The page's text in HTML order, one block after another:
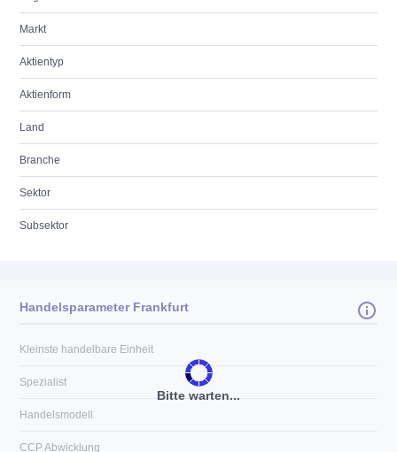
Markt
Aktientyp
Aktienform
Land
Branche
Sektor
Subsektor
Bitte warten...
Handelsparameter Frankfurt
Kleinste handelbare Einheit
Spezialist
Handelsmodell
CCP Abwicklung